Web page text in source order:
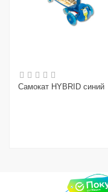
Самокат HYBRID синий